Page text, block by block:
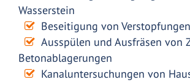
Wasserstein
Beseitigung von
Ausspülen und Ausfräsen von
Betonablagerungen
Kanaluntersuchungen von